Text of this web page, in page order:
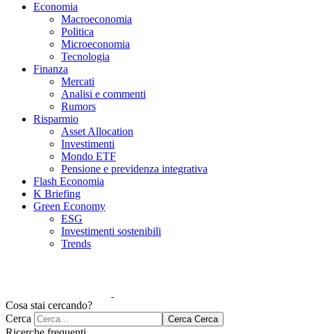
Economia
Macroeconomia
Politica
Microeconomia
Tecnologia
Finanza
Mercati
Analisi e commenti
Rumors
Risparmio
Asset Allocation
Investimenti
Mondo ETF
Pensione e previdenza integrativa
Flash Economia
K Briefing
Green Economy
ESG
Investimenti sostenibili
Trends
Cosa stai cercando?
Cerca
Cerca Cerca